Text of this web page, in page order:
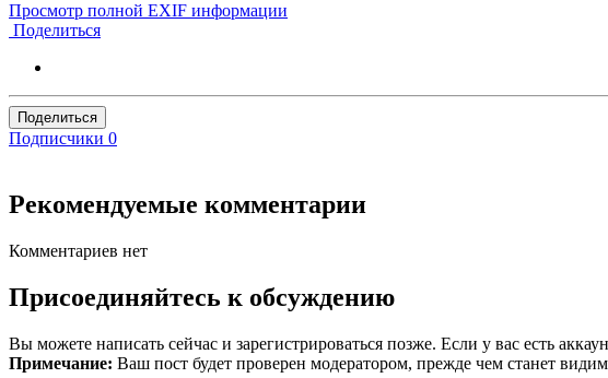
Просмотр полной EXIF информации
Поделиться
Поделиться
Подписчики 0
Рекомендуемые комментарии
Комментариев нет
Присоединяйтесь к обсуждению
Вы можете написать сейчас и зарегистрироваться позже. Если у вас есть
Примечание: Ваш пост будет проверен модератором, прежде чем станет